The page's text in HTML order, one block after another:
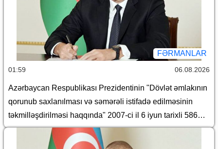
fərmanlarında dəyişiklik edilməsi haqqında
FƏRMANLAR
01:59 06.08.2026
Azərbaycan Respublikası Prezidentinin "Dövlət əmlakının
qorunub saxlanılması və səmərəli istifadə edilməsinin
təkmilləşdirilməsi haqqında" 2007-ci il 6 iyun tarixli 586
nömrəli və "Azərbaycan Respublikası İqtisadiyyat
Nazirliyinin fəaliyyətinin təmin edilməsi və "Azərbaycan